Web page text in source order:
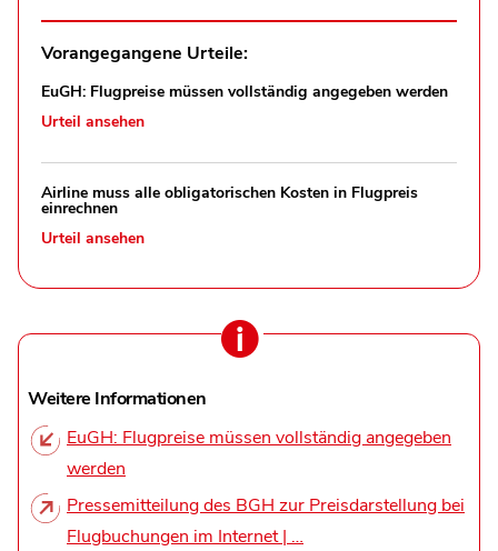
Vorangegangene Urteile:
EuGH: Flugpreise müssen vollständig angegeben werden
Urteil ansehen
Airline muss alle obligatorischen Kosten in Flugpreis
einrechnen
Urteil ansehen
Weitere Informationen
EuGH: Flugpreise müssen vollständig angegeben
werden
Pressemitteilung des BGH zur Preisdarstellung bei
Flugbuchungen im Internet | …